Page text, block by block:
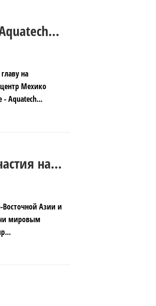
на
Мехико
Aquatech...
на
Восточной Азии и
мировым